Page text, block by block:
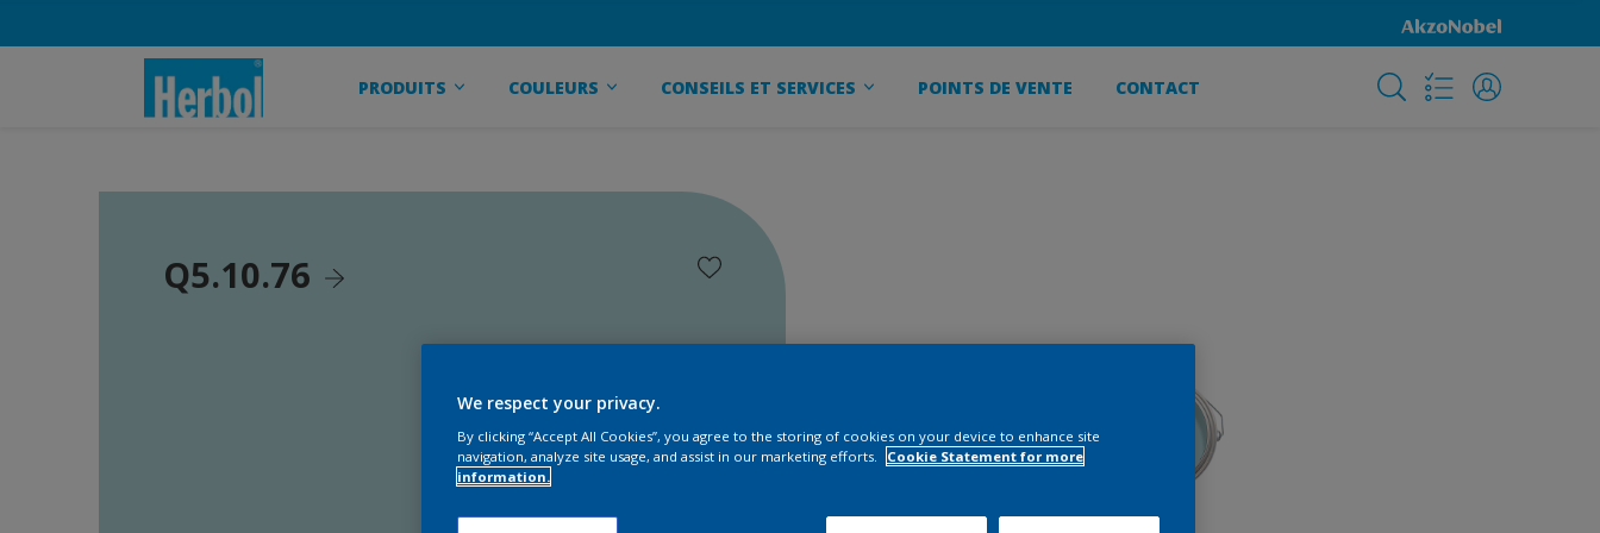
PRODUITS COULEURS CONSEILS ET SERVICES POINTS DE VENTE CONTACT
Q5.10.76
We respect your privacy.
By clicking “Accept All Cookies”, you agree to the storing of cookies on your device to enhance site
navigation, analyze site usage, and assist in our marketing efforts.
Cookie Statement for more
information.